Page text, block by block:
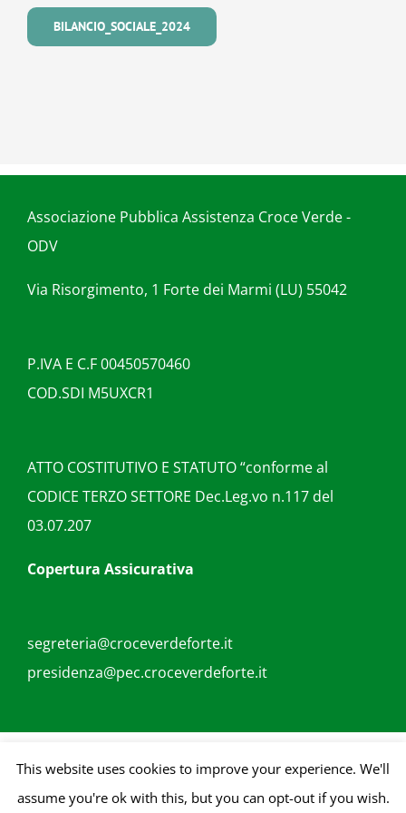
BILANCIO_SOCIALE_2024
Associazione Pubblica Assistenza Croce Verde -
ODV
Via Risorgimento, 1 Forte dei Marmi (LU) 55042
P.IVA E C.F 00450570460
COD.SDI M5UXCR1
ATTO COSTITUTIVO E STATUTO “conforme al
CODICE TERZO SETTORE Dec.Leg.vo n.117 del
03.07.207
Copertura Assicurativa
segreteria@croceverdeforte.it
presidenza@pec.croceverdeforte.it
Copyright 2018 | All Rights Reserved | Credits |
Facebook
This website uses cookies to improve your experience. We'll
assume you're ok with this, but you can opt-out if you wish.